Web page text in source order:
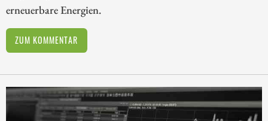
erneuerbare Energien.
ZUM KOMMENTAR